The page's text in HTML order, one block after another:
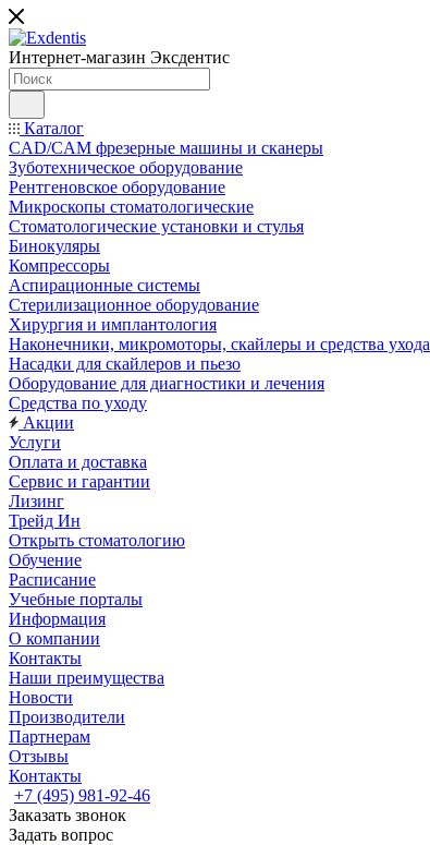
Интернет-магазин Эксдентис
Каталог
CAD/CAM фрезерные машины и сканеры
Зуботехническое оборудование
Рентгеновское оборудование
Микроскопы стоматологические
Стоматологические установки и стулья
Бинокуляры
Компрессоры
Аспирационные системы
Стерилизационное оборудование
Хирургия и имплантология
Наконечники, микромоторы, скайлеры и средства ухода
Насадки для скайлеров и пьезо
Оборудование для диагностики и лечения
Средства по уходу
Акции
Услуги
Оплата и доставка
Сервис и гарантии
Лизинг
Трейд Ин
Открыть стоматологию
Обучение
Расписание
Учебные порталы
Информация
О компании
Контакты
Наши преимущества
Новости
Производители
Партнерам
Отзывы
Контакты
+7 (495) 981-92-46
Заказать звонок
Задать вопрос